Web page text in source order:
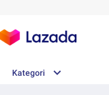
Kategori